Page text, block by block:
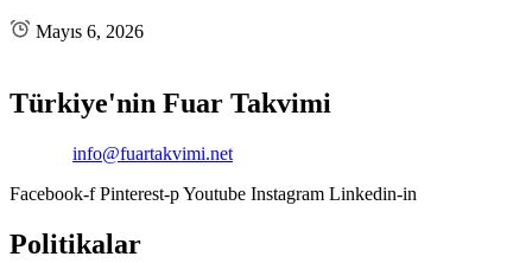
Mayıs 6, 2026
Türkiye'nin Fuar Takvimi
info@fuartakvimi.net
Facebook-f Pinterest-pYoutube Instagram Linkedin-in
Politikalar